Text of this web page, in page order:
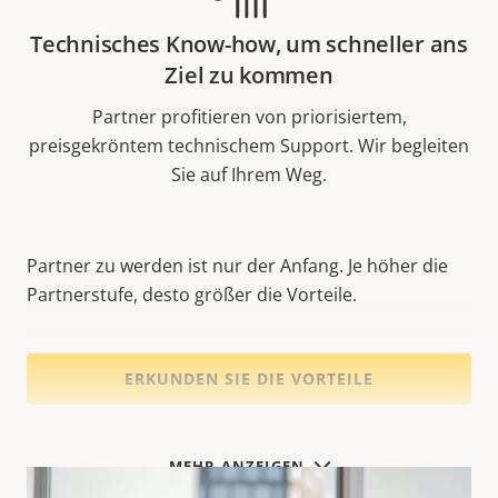
Technisches Know-how, um schneller ans
Ziel zu kommen
Partner profitieren von priorisiertem,
preisgekröntem technischem Support. Wir begleiten
Sie auf Ihrem Weg.
Partner zu werden ist nur der Anfang. Je höher die
Partnerstufe, desto größer die Vorteile.
ERKUNDEN SIE DIE VORTEILE
MEHR ANZEIGEN